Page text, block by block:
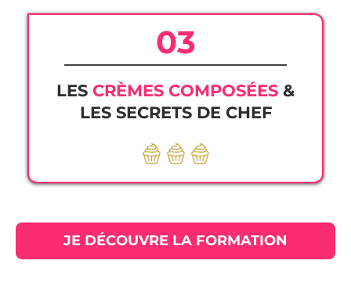
03
LES CRÈMES COMPOSÉES &
LES SECRETS DE CHEF
JE DÉCOUVRE LA FORMATION